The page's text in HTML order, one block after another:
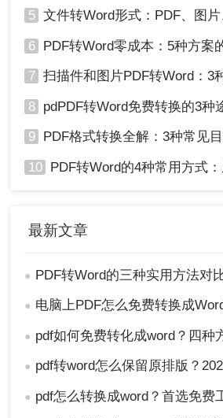
5 文件转Word形式：PDF、图片、扫描件3
6 PDF转Word零成本：5种方案的成本、
7 扫描件和图片PDF转Word：3种
8 pdPDF转Word免费转换的3种途径
9 PDF格式转换全解：3种常见目标格
10 PDF转Word的4种常用方式：从在线工具
最新文章
● PDF转Word的三种实用方法对比：可编辑
● 电脑上PDF怎么免费转换成Word？四种方法对比与
● pdf如何免费转化成word？四种方法对比与实
● pdf转word怎么保留原排版？2026最新实测，这5种
● pdf怎么转换成word？首选免费工具，复